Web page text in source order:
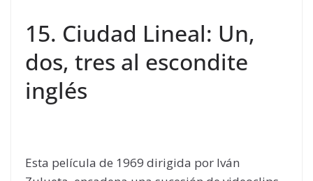
15. Ciudad Lineal: Un,
dos, tres al escondite
inglés
Esta película de 1969 dirigida por Iván